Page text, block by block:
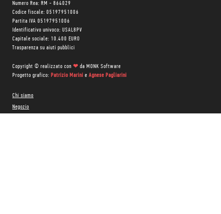
Numero Rea: RM - 864029
Codice fiscale: 05197951006
Partita IVA 05197951006
Identificativo univoco: USAL8PV
Capitale sociale: 10.400 EURO
Trasparenza su aiuti pubblici
Copyright © realizzato con ❤ da MONK Software
Progetto grafico: Patrizio Marini e Agnese Pagliarini
Chi siamo
Negozio